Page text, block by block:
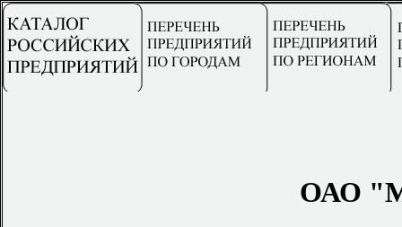
ОАО